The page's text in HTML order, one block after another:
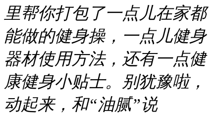
里帮你打包了一点儿在家都
能做的健身操，一点儿健身
器材使用方法，还有一点健
康健身小贴士。别犹豫啦，
动起来，和“油腻”说